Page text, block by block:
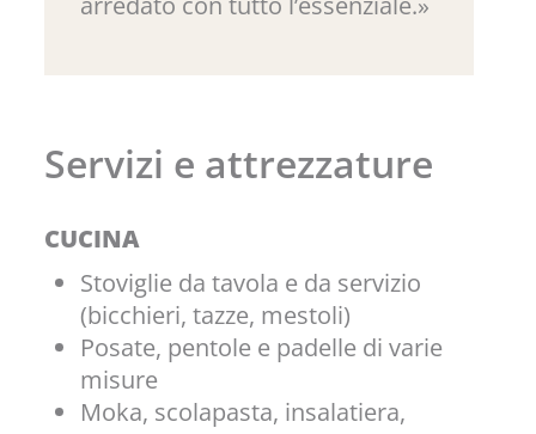
Servizi e attrezzature
CUCINA
Stoviglie da tavola e da servizio
(bicchieri, tazze, mestoli)
Posate, pentole e padelle di varie
misure
Moka, scolapasta, insalatiera,